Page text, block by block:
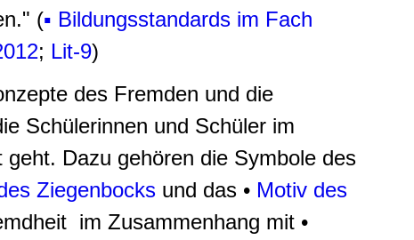
(▪ Bildungsstandards im Fach
; Lit-9)
des Fremden und die
Schülerinnen und Schüler im
Dazu gehören die Symbole des
Ziegenbocks und das • Motiv des
im Zusammenhang mit •